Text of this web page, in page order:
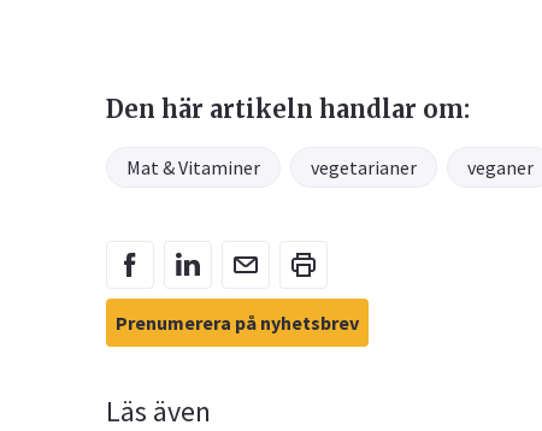
Den här artikeln handlar om:
Mat & Vitaminer vegetarianer veganer
Prenumerera på nyhetsbrev
Läs även